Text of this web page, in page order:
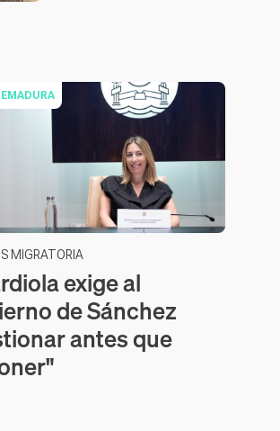
MIGRATORIA
exige al
de Sánchez
antes que